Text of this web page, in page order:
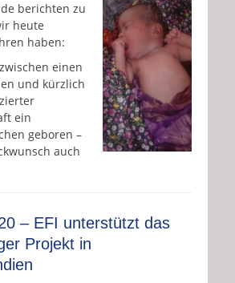
berichten zu
heute
haben:
einen
und kürzlich
ein
geboren –
auch
– EFI unterstützt das
Projekt in